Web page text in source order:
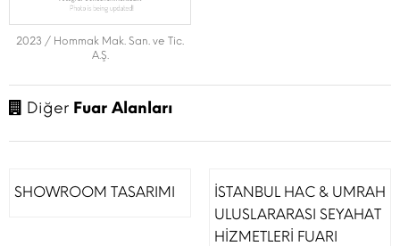
2023 / Hommak Mak. San. ve Tic.
A.Ş.
Diğer Fuar Alanları
SHOWROOM TASARIMI
İSTANBUL HAC & UMRAH
ULUSLARARASI SEYAHAT
HİZMETLERİ FUARI